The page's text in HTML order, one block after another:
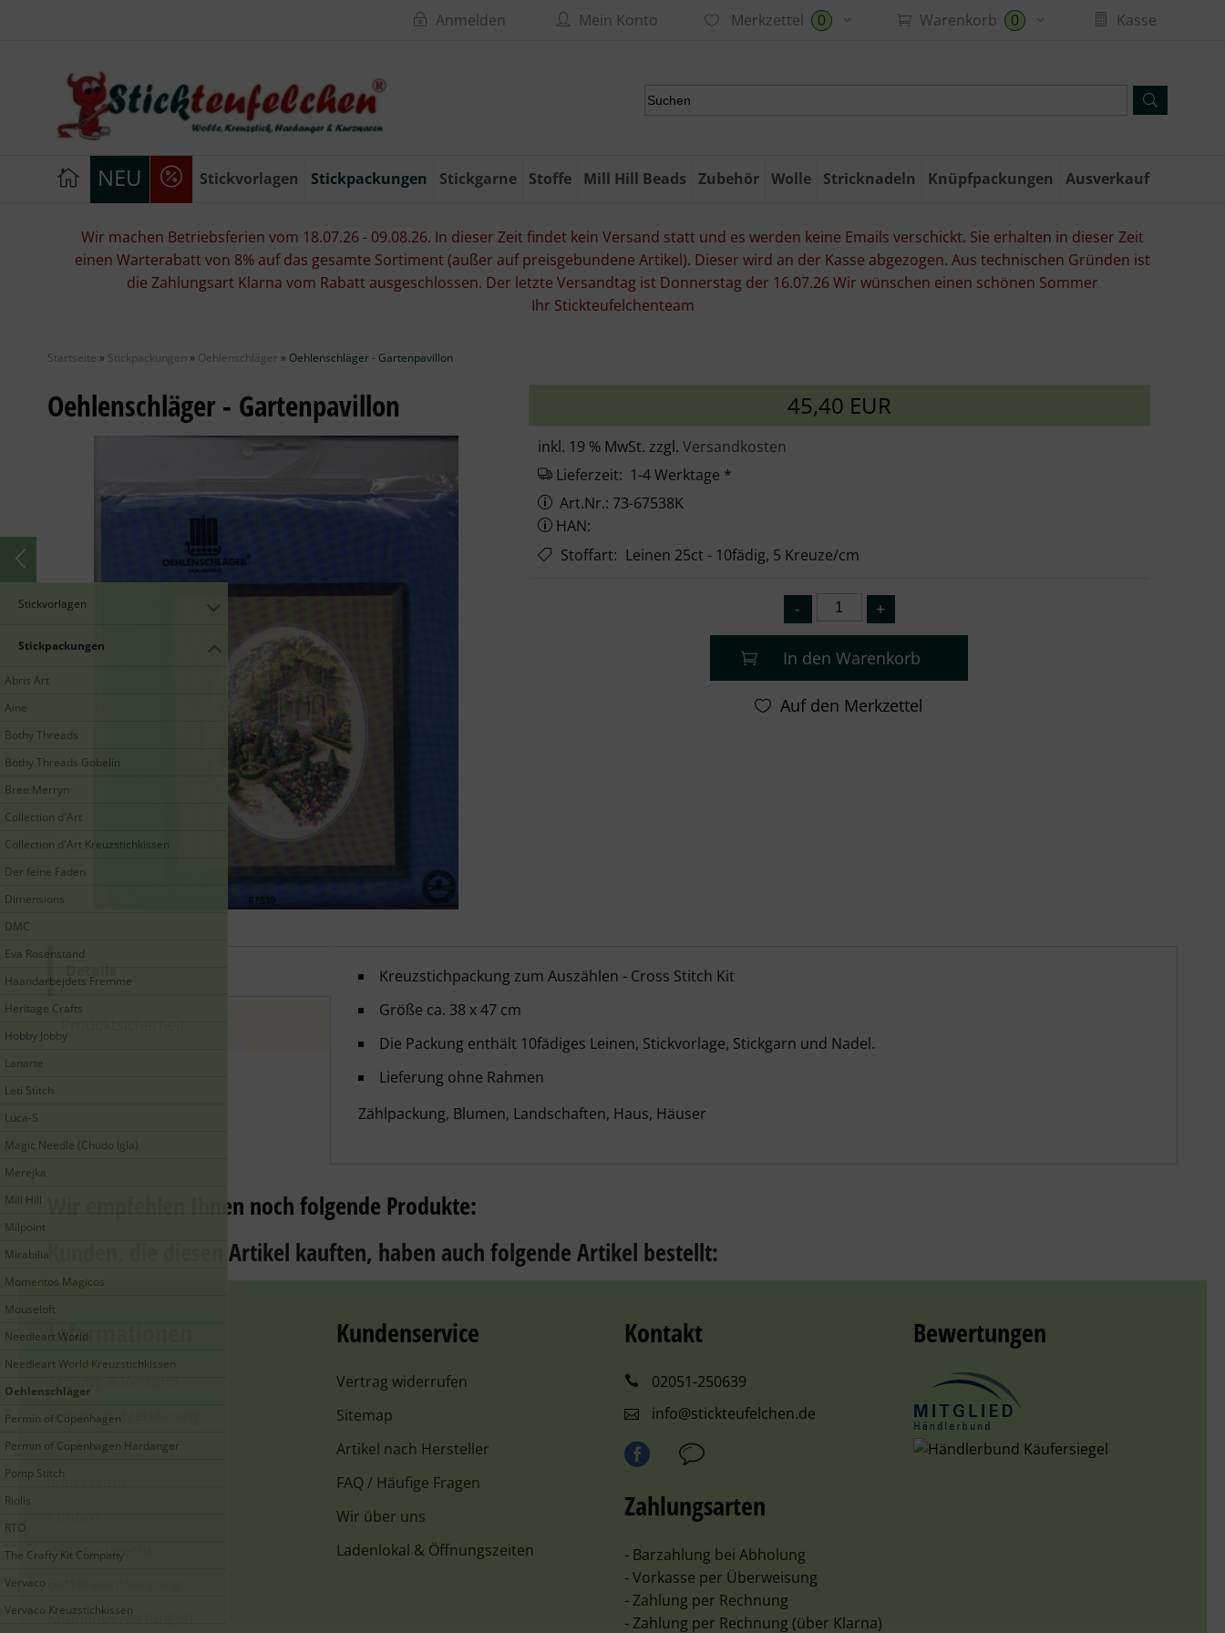
Anmelden Mein Konto Merkzettel 0 Warenkorb 0 Kasse
NEU Stickvorlagen Stickpackungen Stickgarne Stoffe Mill Hill Beads Zubehör Wolle Stricknadeln Knüpfpackungen Ausverkauf
Stickvorlagen
Stickpackungen
Abris Art
Aine
Bothy Threads
Bothy Threads Gobelin
Bree Merryn
Collection d'Art
Collection d'Art Kreuzstichkissen
Der feine Faden
Dimensions
DMC
Eva Rosenstand
Haandarbejdets Fremme
Heritage Crafts
Hobby Jobby
Lanarte
Leti Stitch
Luca-S
Magic Needle (Chudo Igla)
Merejka
Mill Hill
Milpoint
Mirabilia
Momentos Magicos
Mouseloft
Needleart World
Needleart World Kreuzstichkissen
Oehlenschläger
Permin of Copenhagen
Permin of Copenhagen Hardanger
Pomp Stitch
Riolis
RTO
The Crafty Kit Company
Vervaco
Vervaco Kreuzstichkissen
Wir machen Betriebsferien vom 18.07.26 - 09.08.26. In dieser Zeit findet kein Versand statt und es werden keine Emails verschickt. Sie erhalten in dieser Zeit
einen Warterabatt von 8% auf das gesamte Sortiment (außer auf preisgebundene Artikel). Dieser wird an der Kasse abgezogen. Aus technischen Gründen ist
die Zahlungsart Klarna vom Rabatt ausgeschlossen. Der letzte Versandtag ist Donnerstag der 16.07.26 Wir wünschen einen schönen Sommer
Ihr Stickteufelchenteam
Startseite » Stickpackungen » Oehlenschläger » Oehlenschläger - Gartenpavillon
Oehlenschläger - Gartenpavillon 45,40 EUR
inkl. 19 % MwSt. zzgl. Versandkosten
Lieferzeit: 1-4 Werktage *
Art.Nr.: 73-67538K
HAN:
Stoffart: Leinen 25ct - 10fädig, 5 Kreuze/cm
In den Warenkorb
Oehlenschläger - Gartenpavillon – Details
Kreuzstichpackung zum Auszählen - Cross Stitch Kit
Größe ca. 38 x 47 cm
Die Packung enthält 10fädiges Leinen, Stickvorlage, Stickgarn und Nadel.
Lieferung ohne Rahmen
Zählpackung, Blumen, Landschaften, Haus, Häuser
Wir empfehlen Ihnen noch folgende Produkte:
Kunden, die diesen Artikel kauften, haben auch folgende Artikel bestellt:
Informationen
Datenschutzerklärung
Unsere AGB
Impressum
Widerrufsrecht
Kundenbewertungen
Kundenservice
Vertrag widerrufen
Sitemap
Artikel nach Hersteller
FAQ / Häufige Fragen
Wir über uns
Ladenlokal & Öffnungszeiten
Kontakt
02051-250639
info@stickteufelchen.de
Zahlungsarten
- Barzahlung bei Abholung
- Vorkasse per Überweisung
- Zahlung per Rechnung
- Zahlung per Rechnung (über Klarna)
Bewertungen